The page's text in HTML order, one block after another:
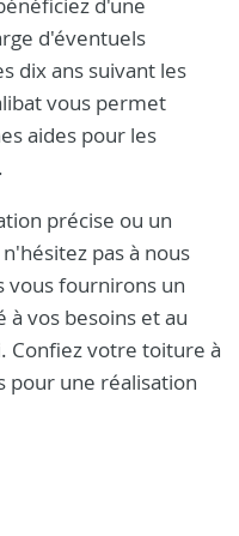
d'éventuels
dix ans suivant les
vous permet
aides pour les
précise ou un
pas à nous
vous fournirons un
vos besoins et au
Confiez votre toiture à
pour une réalisation